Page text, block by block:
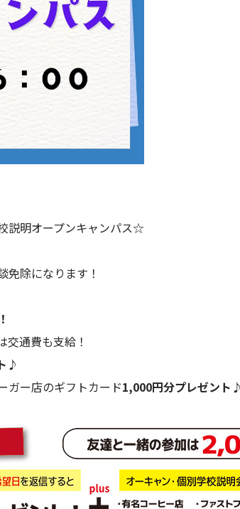
説明オープンキャンパス☆
免除になります！
通費も支給！
♪
ガー店のギフトカード1,000円分プレゼント